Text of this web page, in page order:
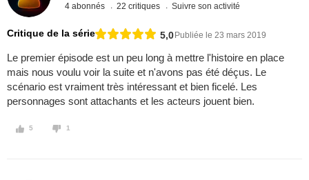
4 abonnés 22 critiques Suivre son activité
Critique de la série 5,0Publiée le 23 mars 2019
Le premier épisode est un peu long à mettre l'histoire en place
mais nous voulu voir la suite et n'avons pas été déçus. Le
scénario est vraiment très intéressant et bien ficelé. Les
personnages sont attachants et les acteurs jouent bien.
5 1